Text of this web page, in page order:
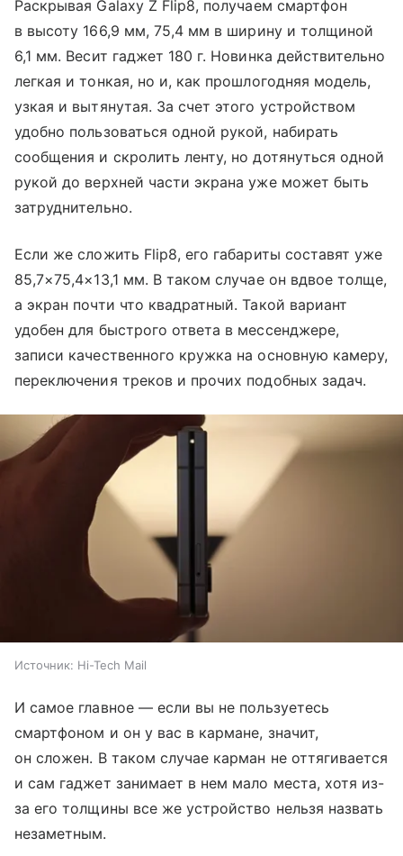
Раскрывая Galaxy Z Flip8, получаем смартфон
в высоту 166,9 мм, 75,4 мм в ширину и толщиной
6,1 мм. Весит гаджет 180 г. Новинка действительно
легкая и тонкая, но и, как прошлогодняя модель,
узкая и вытянутая. За счет этого устройством
удобно пользоваться одной рукой, набирать
сообщения и скролить ленту, но дотянуться одной
рукой до верхней части экрана уже может быть
затруднительно.
Если же сложить Flip8, его габариты составят уже
85,7×75,4×13,1 мм. В таком случае он вдвое толще,
а экран почти что квадратный. Такой вариант
удобен для быстрого ответа в мессенджере,
записи качественного кружка на основную камеру,
переключения треков и прочих подобных задач.
Источник: Hi-Tech Mail
И самое главное — если вы не пользуетесь
смартфоном и он у вас в кармане, значит,
он сложен. В таком случае карман не оттягивается
и сам гаджет занимает в нем мало места, хотя из-
за его толщины все же устройство нельзя назвать
незаметным.